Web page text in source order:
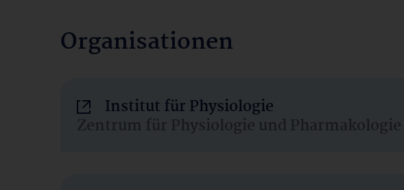
Organisationen
Institut für Physiologie
Zentrum für Physiologie und Pharmakologie